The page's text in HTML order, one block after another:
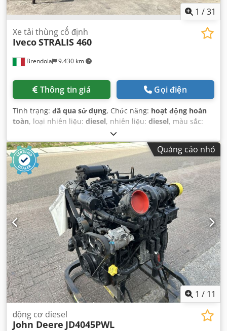
1 /31
Brendola 9.430 km
Xe tải thùng cố định
IvecoSTRALIS 460
Thông tin giá Gọi điện
Tình trạng: đã qua sử dụng, Chức năng: hoạt động hoàn
toàn, loại nhiên liệu: diesel, nhiên liệu: diesel, màu sắc:
ca-bin ban ngày
Thiết bị:cần cẩu,
Quảng cáo nhỏ
1 / 11
động cơ diesel
John Deere JD4045PWL